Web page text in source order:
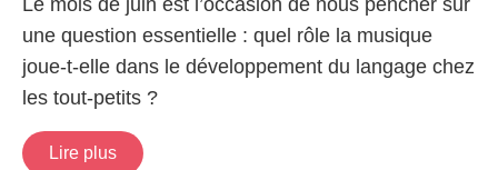
Le mois de juin est l’occasion de nous pencher sur
une question essentielle : quel rôle la musique
joue-t-elle dans le développement du langage chez
les tout-petits ?
Lire plus